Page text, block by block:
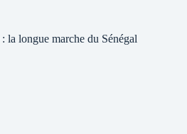
la longue marche du Sénégal